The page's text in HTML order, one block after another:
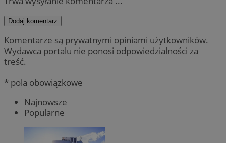
Dodaj komentarz
Komentarze są prywatnymi opiniami użytkowników.
Wydawca portalu nie ponosi odpowiedzialności za
treść.
* pola obowiązkowe
Najnowsze
Popularne